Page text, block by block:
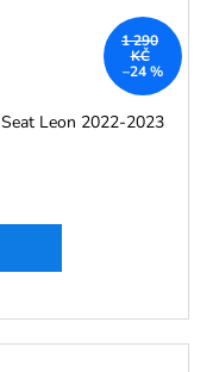
1 290
KČ
–24 %
Leon 2022-2023